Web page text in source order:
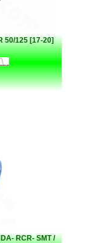
50/125 [17-20]
RCR- SMT /